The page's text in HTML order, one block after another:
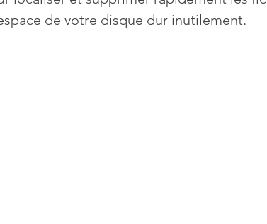
de votre disque dur inutilement.